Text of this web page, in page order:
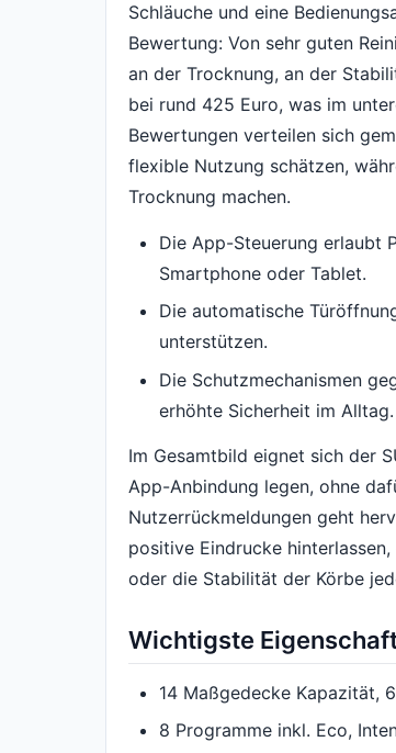
Schläuche und eine
Bewertung: Von sehr guten
an der Trocknung, an der
bei rund 425 Euro, was im
Bewertungen verteilen sich
flexible Nutzung schätzen,
Trocknung machen.
Die App-Steuerung erlaubt
Smartphone oder Tablet.
Die automatische
unterstützen.
Die Schutzmechanismen
erhöhte Sicherheit im Alltag.
Im Gesamtbild eignet sich der
App-Anbindung legen, ohne
Nutzerrückmeldungen geht
positive Eindrucke
oder die Stabilität der Körbe
Wichtigste
14 Maßgedecke Kapazität,
8 Programme inkl. Eco,